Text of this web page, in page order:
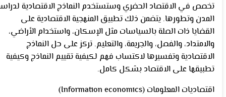
تخصص في الاقتصاد الحضري وستستخدم النماذج الاقتصادية
المدن وتطورها. يتضمن ذلك تطبيق المنهجية الاقتصادية على
القضايا ذات الصلة بالسياسات مثل الإسكان، واستخدام الأراضي،
والامتداد، والفصل، والجريمة، والتعليم. تركز على حل النماذج
الاقتصادية وتفسيرها لاكتساب فهم لكيفية تقييم النماذج وكيفية
تطبيقها على الاقتصاد بشكل كامل.
اقتصاديات المعلومات (Information economics)